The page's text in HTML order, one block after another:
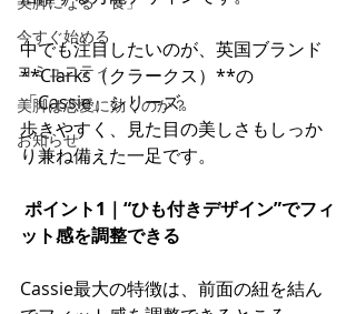
今すぐ始める
コミュニティ
美脚は恋愛に効くのか？
お知らせ
中でも注目したいのが、英国ブランド
**Clarks（クラークス）**の
「Cassie」シリーズ。
歩きやすく、見た目の美しさもしっか
り兼ね備えた一足です。
ポイント1｜“ひも付きデザイン”でフィ
ット感を調整できる
Cassie最大の特徴は、前面の紐を結ん